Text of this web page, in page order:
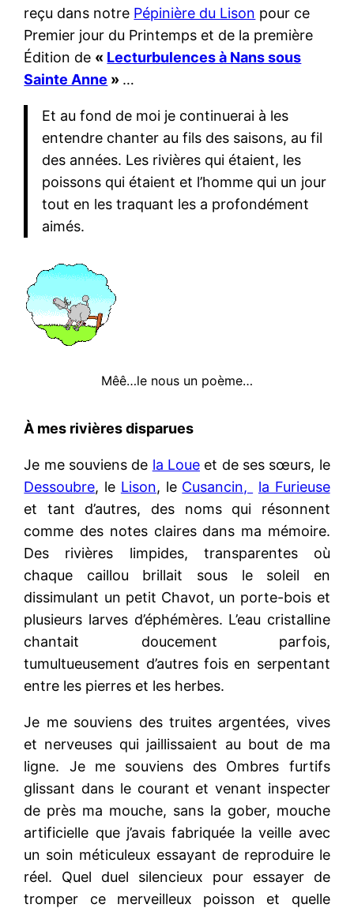
reçu dans notre Pépinière du Lison pour ce
Premier jour du Printemps et de la première
Édition de « Lecturbulences à Nans sous
Sainte Anne » …
Et au fond de moi je continuerai à les
entendre chanter au fils des saisons, au fil
des années. Les rivières qui étaient, les
poissons qui étaient et l’homme qui un jour
tout en les traquant les a profondément
aimés.
Mêê…le nous un poème…
À mes rivières disparues
Je me souviens de la Loue et de ses sœurs, le
Dessoubre, le Lison, le Cusancin,
la Furieuse
et tant d’autres, des noms qui résonnent
comme des notes claires dans ma mémoire.
Des rivières limpides, transparentes où
chaque caillou brillait sous le soleil en
dissimulant un petit Chavot, un porte-bois et
plusieurs larves d’éphémères. L’eau cristalline
chantait doucement parfois,
tumultueusement d’autres fois en serpentant
entre les pierres et les herbes.
Je me souviens des truites argentées, vives
et nerveuses qui jaillissaient au bout de ma
ligne. Je me souviens des Ombres furtifs
glissant dans le courant et venant inspecter
de près ma mouche, sans la gober, mouche
artificielle que j’avais fabriquée la veille avec
un soin méticuleux essayant de reproduire le
réel. Quel duel silencieux pour essayer de
tromper ce merveilleux poisson et quelle